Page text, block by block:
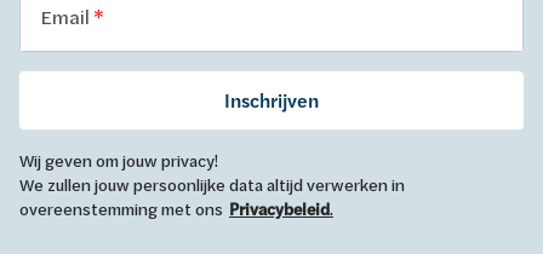
Email
Inschrijven
Wij geven om jouw privacy!
We zullen jouw persoonlijke data altijd verwerken in
overeenstemming met ons Privacybeleid.